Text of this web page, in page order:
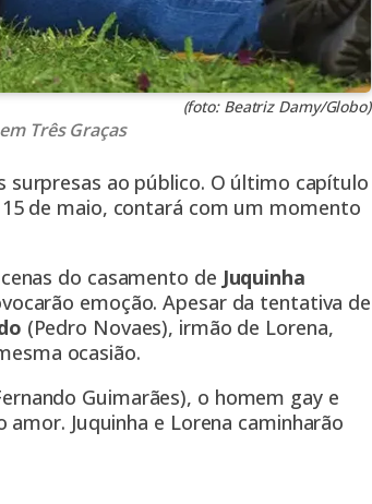
(foto: Beatriz Damy/Globo)
Três Graças
ao público. O último capítulo
de maio, contará com um momento
do casamento de Juquinha
emoção. Apesar da tentativa de
(Pedro Novaes), irmão de Lorena,
ocasião.
Guimarães), o homem gay e
Juquinha e Lorena caminharão